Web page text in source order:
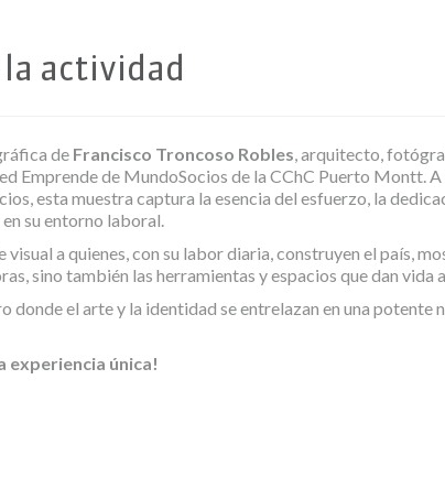
actividad
de Francisco Troncoso Robles, arquitecto,
Emprende de MundoSocios de la CChC Puerto Montt.
esta muestra captura la esencia del esfuerzo, la
su entorno laboral.
a quienes, con su labor diaria, construyen el país,
sino también las herramientas y espacios que dan vida
donde el arte y la identidad se entrelazan en una potente
experiencia única!